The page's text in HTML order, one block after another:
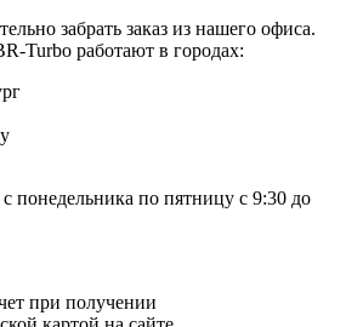
забрать заказ из нашего офиса.
Turbo работают в городах:
понедельника по пятницу с 9:30 до
при получении